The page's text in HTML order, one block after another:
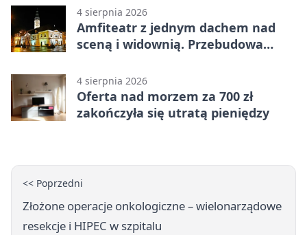
4 sierpnia 2026
Amfiteatr z jednym dachem nad
sceną i widownią. Przebudowa
4 sierpnia 2026
Oferta nad morzem za 700 zł
zakończyła się utratą pieniędzy
<< Poprzedni
Złożone operacje onkologiczne – wielonarządowe
resekcje i HIPEC w szpitalu